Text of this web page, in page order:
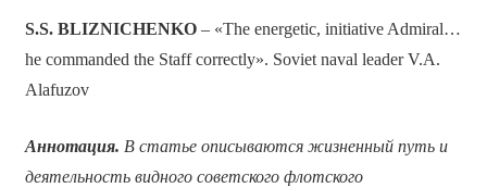
S.S. BLIZNICHENKO– «The energetic, initiative Admiral…
he commanded the Staff correctly». Soviet naval leader V.A.
Alafuzov
Аннотация. В статье описываются жизненный путь и
деятельность видного советского флотского